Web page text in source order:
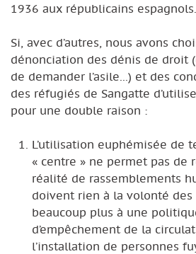
1936 aux républicains espagnols.
Si, avec d’autres, nous avons
dénonciation des dénis de droit
de demander l’asile...) et des
des réfugiés de Sangatte
pour une double raison :
L’utilisation euphémisée de
« centre » ne permet pas de
réalité de rassemblements
doivent rien à la volonté des
beaucoup plus à une
d’empêchement de la
l’installation de personnes